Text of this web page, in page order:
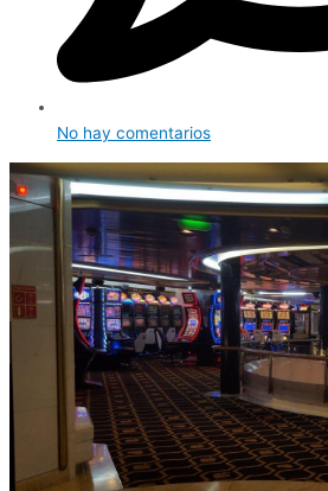
No hay comentarios